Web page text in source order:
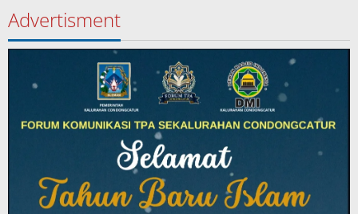
Advertisment